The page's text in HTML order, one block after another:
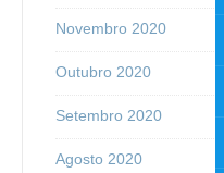
Novembro 2020
Outubro 2020
Setembro 2020
Agosto 2020